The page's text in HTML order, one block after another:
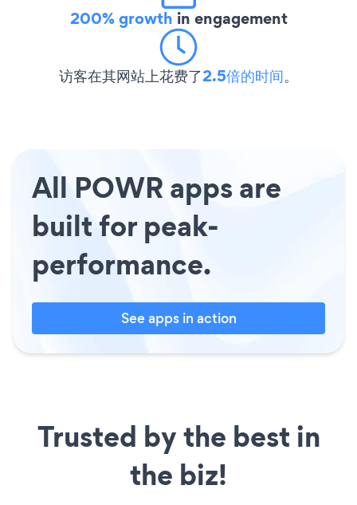
200% growth in engagement
访客在其网站上花费了2.5倍的时间。
All POWR apps are
built for peak-
performance.
See apps in action
Trusted by the best in
the biz!